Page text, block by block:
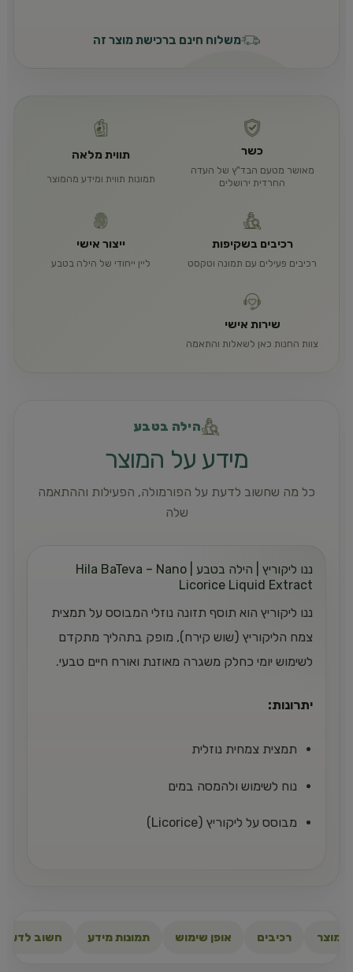
משלוח חינם ברכישת מוצר זה
כשר
מאושר מטעם הבד"ץ של העדה
החרדית ירושלים
תווית מלאה
תמונות תווית ומידע מהמוצר
רכיבים בשקיפות
רכיבים פעילים עם תמונה וטקסט
ייצור אישי
ליין ייחודי של הילה בטבע
שירות אישי
צוות החנות כאן לשאלות והתאמה
הילה בטבע
מידע על המוצר
כל מה שחשוב לדעת על הפורמולה, הפעילות וההתאמה
שלה
ננו ליקוריץ | הילה בטבע | Hila BaTeva – Nano
Licorice Liquid Extract
ננו ליקוריץ הוא תוסף תזונה נוזלי המבוסס על תמצית
צמח הליקוריץ (שוש קירח), מופק בתהליך מתקדם
לשימוש יומי כחלק משגרה מאוזנת ואורח חיים טבעי.
יתרונות:
תמצית צמחית נוזלית
נוח לשימוש ולהמסה במים
מבוסס על ליקוריץ (Licorice)
המוצר רכיבים אופן שימוש תמונות מידע חשוב לדעת